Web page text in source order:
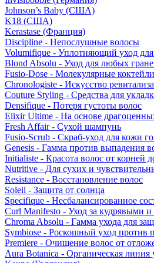
Johnson’s Baby (США)
K18 (США)
Kerastase (Франция)
Discipline - Непослушные волосы
Volumifique - Уплотняющий уход для
Blond Absolu - Уход для любых
Fusio-Dose - Молекулярные
Chronologiste - Искусство
Couture Styling - Средства для
Densifique - Потеря густоты волос
Elixir Ultime - На основе
Fresh Affair - Сухой шампунь
Fusio-Scrub - Скраб-уход для кожи
Genesis - Гамма против выпадения
Initialiste - Красота волос от корней
Nutritive - Для сухих и
Resistance - Восстановление волос
Soleil - Защита от солнца
Specifique - Несбалансированное
Curl Manifesto - Уход за кудрявыми
Chroma Absolu - Гамма ухода для
Symbiose - Роскошный уход против
Premiere - Очищение волос от
Aura Botanica - Органическая линия